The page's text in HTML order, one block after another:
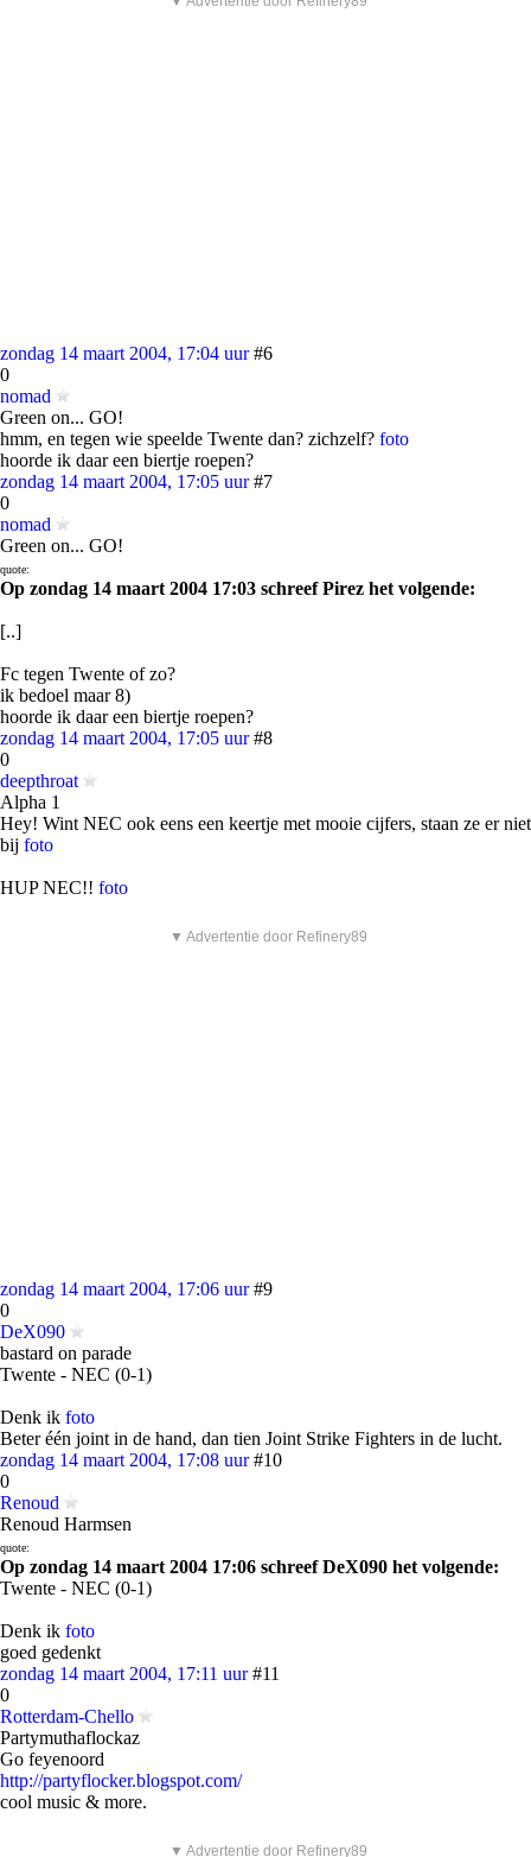
zondag 14 maart 2004, 17:04 uur #6
0
nomad
Green on... GO!
hmm, en tegen wie speelde Twente dan? zichzelf? foto
hoorde ik daar een biertje roepen?
zondag 14 maart 2004, 17:05 uur #7
0
nomad
Green on... GO!
quote:
Op zondag 14 maart 2004 17:03 schreef Pirez het volgende:
[..]
Fc tegen Twente of zo?
ik bedoel maar 8)
hoorde ik daar een biertje roepen?
zondag 14 maart 2004, 17:05 uur #8
0
deepthroat
Alpha 1
Hey! Wint NEC ook eens een keertje met mooie cijfers, staan ze er niet
bij foto
HUP NEC!! foto
▼ Advertentie door Refinery89
zondag 14 maart 2004, 17:06 uur #9
0
DeX090
bastard on parade
Twente - NEC (0-1)
Denk ik foto
Beter één joint in de hand, dan tien Joint Strike Fighters in de lucht.
zondag 14 maart 2004, 17:08 uur #10
0
Renoud
Renoud Harmsen
quote:
Op zondag 14 maart 2004 17:06 schreef DeX090 het volgende:
Twente - NEC (0-1)
Denk ik foto
goed gedenkt
zondag 14 maart 2004, 17:11 uur #11
0
Rotterdam-Chello
Partymuthaflockaz
Go feyenoord
http://partyflocker.blogspot.com/
cool music & more.
▼ Advertentie door Refinery89